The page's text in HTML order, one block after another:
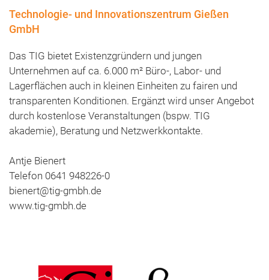
Technologie- und Innovationszentrum Gießen
GmbH
Das TIG bietet Existenzgründern und jungen
Unternehmen auf ca. 6.000 m² Büro-, Labor- und
Lagerflächen auch in kleinen Einheiten zu fairen und
transparenten Konditionen. Ergänzt wird unser Angebot
durch kostenlose Veranstaltungen (bspw. TIG
akademie), Beratung und Netzwerkkontakte.
Antje Bienert
Telefon 0641 948226-0
bienert@tig-gmbh.de
www.tig-gmbh.de